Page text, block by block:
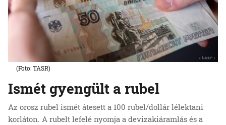
Ismét gyengült a rubel
Az orosz rubel ismét átesett a 100 rubel/dollár lélektani
korláton. A rubelt lefelé nyomja a devizakiáramlás és a
(Foto: TASR)